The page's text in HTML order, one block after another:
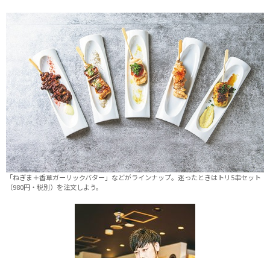
「ねぎま＋香草ガーリックバター」などがラインナップ。迷ったときはトリ5串セット
（980円・税別）を注文しよう。